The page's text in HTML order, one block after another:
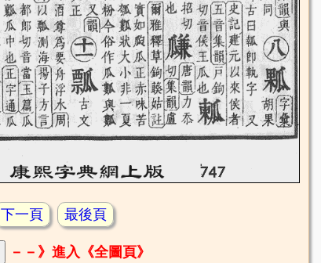
下一頁 最後頁
－－》進入《全圖頁》